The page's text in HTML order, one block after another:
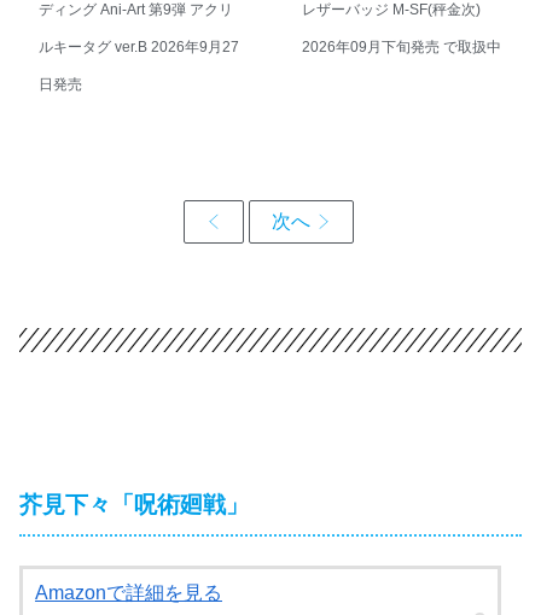
ディング Ani-Art 第9弾 アクリ
ルキータグ ver.B 2026年9月27
日発売
レザーバッジ M-SF(秤金次)
2026年09月下旬発売 で取扱中
芥見下々「呪術廻戦」
Amazonで詳細を見る